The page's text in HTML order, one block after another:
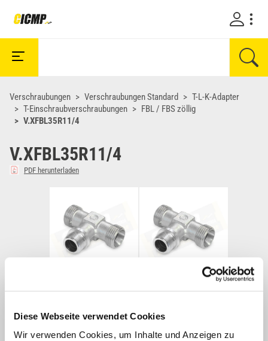
Diese Webseite verwendet Cookies
Wir verwenden Cookies, um Inhalte und Anzeigen zu
Verschraubungen Verschraubungen Standard
T-L-K-Adapter
T-Einschraubverschraubungen
FBL / FBS zöllig
V.XFBL35R11/4
V.XFBL35R11/4
PDF herunterladen
XTE-R T-Einschraubverschraubung